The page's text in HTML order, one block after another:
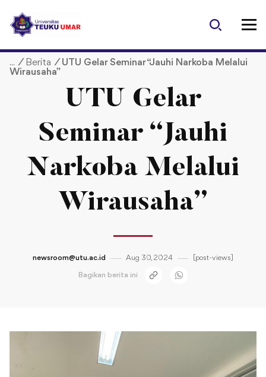
p
/ Berita / UTU Gelar Seminar “Jauhi Narkoba Melalui
Wirausaha”
UTU Gelar
Seminar “Jauhi
Narkoba Melalui
Wirausaha”
newsroom@utu.ac.id Aug 30, 2024 [post-views]
Bagikan berita ini